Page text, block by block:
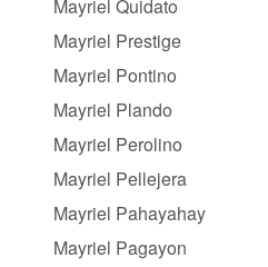
Mayriel Quidato
Mayriel Prestige
Mayriel Pontino
Mayriel Plando
Mayriel Perolino
Mayriel Pellejera
Mayriel Pahayahay
Mayriel Pagayon